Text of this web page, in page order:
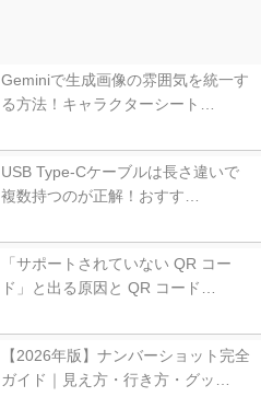
Geminiで生成画像の雰囲気を統一す
る方法！キャラクターシート…
USB Type-Cケーブルは長さ違いで
複数持つのが正解！おすす…
「サポートされていない QR コー
ド」と出る原因と QR コード…
【2026年版】ナンバーショット完全
ガイド｜見え方・行き方・グッ…